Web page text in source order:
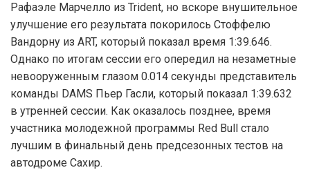
Рафаэле Марчелло из Trident, но вскоре внушительное
улучшение его результата покорилось Стоффелю
Вандорну из ART, который показал время 1:39.646.
Однако по итогам сессии его опередил на незаметные
невооруженным глазом 0.014 секунды представитель
команды DAMS Пьер Гасли, который показал 1:39.632
в утренней сессии. Как оказалось позднее, время
участника молодежной программы Red Bull стало
лучшим в финальный день предсезонных тестов на
автодроме Сахир.